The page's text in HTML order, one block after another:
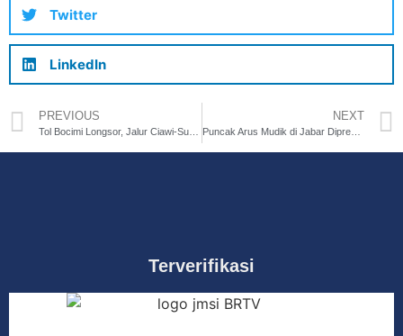
Twitter
LinkedIn
PREVIOUS NEXT
Puncak Arus Mudik di Jabar Diprediksi Tanggal 6-8 April
Terverifikasi